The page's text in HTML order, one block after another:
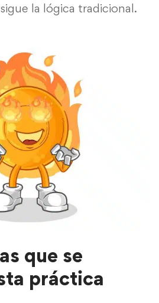
la lógica tradicional.
que se
práctica